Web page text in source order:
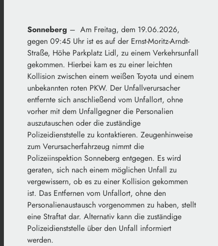
Sonneberg – Am Freitag, dem 19.06.2026,
gegen 09:45 Uhr ist es auf der Ernst-Moritz-Arndt-
Straße, Höhe Parkplatz Lidl, zu einem Verkehrsunfall
gekommen. Hierbei kam es zu einer leichten
Kollision zwischen einem weißen Toyota und einem
unbekannten roten PKW. Der Unfallverursacher
entfernte sich anschließend vom Unfallort, ohne
vorher mit dem Unfallgegner die Personalien
auszutauschen oder die zuständige
Polizeidienststelle zu kontaktieren. Zeugenhinweise
zum Verursacherfahrzeug nimmt die
Polizeiinspektion Sonneberg entgegen. Es wird
geraten, sich nach einem möglichen Unfall zu
vergewissern, ob es zu einer Kollision gekommen
ist. Das Entfernen vom Unfallort, ohne den
Personalienaustausch vorgenommen zu haben, stellt
eine Straftat dar. Alternativ kann die zuständige
Polizeidienststelle über den Unfall informiert
werden.